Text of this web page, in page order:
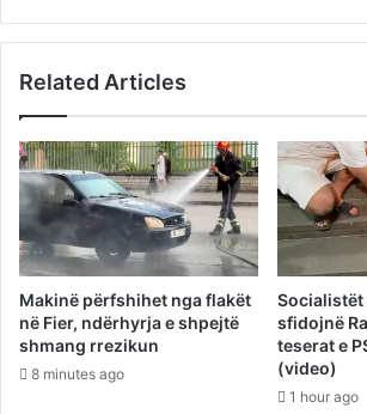
Related Articles
Makinë përfshihet nga flakët
në Fier, ndërhyrja e shpejtë
shmang rrezikun
8 minutes ago
Socialistët
sfidojnë
teserat e
(video)
1 hour ago